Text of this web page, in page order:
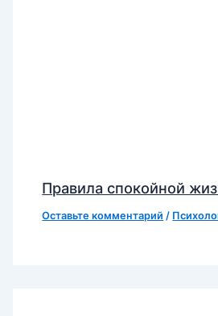
Правила спокойной
Оставьте комментарий /